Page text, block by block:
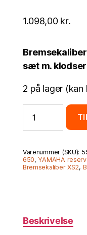
1.098,00 kr.
sæt m. klodser
2 på lager (kan
Bremsekaliber
Yamaha
XS
antal
Varenummer (SKU):
650,YAMAHA
Bremsekaliber XS2,
Beskrivelse